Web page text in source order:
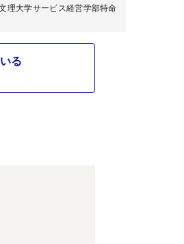
理大学サービス経営学部特命
る